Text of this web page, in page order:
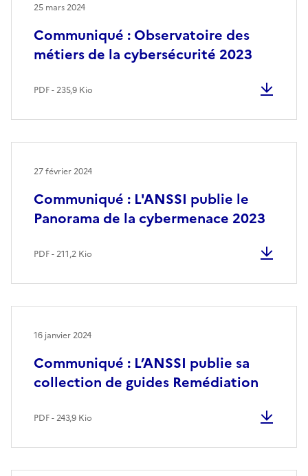
Communiqué : Observatoire des
métiers de la cybersécurité 2023
25 mars 2024
PDF - 235,9 Kio
Communiqué : L'ANSSI publie le
Panorama de la cybermenace 2023
27 février 2024
PDF - 211,2 Kio
Communiqué : L’ANSSI publie sa
collection de guides Remédiation
16 janvier 2024
PDF - 243,9 Kio